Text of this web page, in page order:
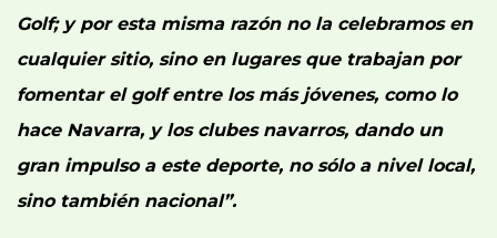
Golf; y por esta misma razón no la celebramos en
cualquier sitio, sino en lugares que trabajan por
fomentar el golf entre los más jóvenes, como lo
hace Navarra, y los clubes navarros, dando un
gran impulso a este deporte, no sólo a nivel local,
sino también nacional”.